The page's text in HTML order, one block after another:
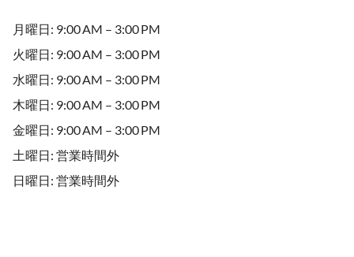
月曜日: 9:00 AM – 3:00 PM
火曜日: 9:00 AM – 3:00 PM
水曜日: 9:00 AM – 3:00 PM
木曜日: 9:00 AM – 3:00 PM
金曜日: 9:00 AM – 3:00 PM
土曜日: 営業時間外
日曜日: 営業時間外